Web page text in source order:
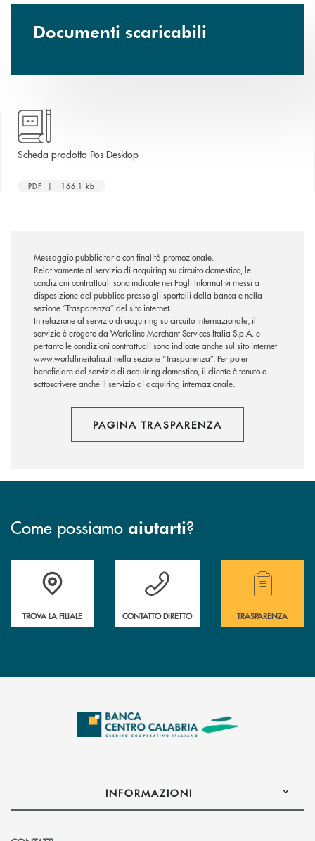
Documenti scaricabili
Scheda prodotto Pos Desktopapre una nuova finestra
PDF | 166,1 kb
Messaggio pubblicitario con finalità promozionale.
Relativamente al servizio di acquiring su circuito domestico, le
condizioni contrattuali sono indicate nei Fogli Informativi messi a
disposizione del pubblico presso gli sportelli della banca e nella
sezione “Trasparenza” del sito internet.
In relazione al servizio di acquiring su circuito internazionale, il
servizio è erogato da Worldline Merchant Services Italia S.p.A. e
pertanto le condizioni contrattuali sono indicate anche sul sito internet
www.worldlineitalia.it nella sezione “Trasparenza”. Per poter
beneficiare del servizio di acquiring domestico, il cliente è tenuto a
sottoscrivere anche il servizio di acquiring internazionale.
PAGINA TRASPARENZA
Come possiamo aiutarti?
Accedi all' elenco completo delle filiali .
TROVA LA FILIALE
Hai bisogno di assistenza immediata ?
CONTATTO DIRETTO
Hai bisogno di
TRASPARENZA
INFORMAZIONI